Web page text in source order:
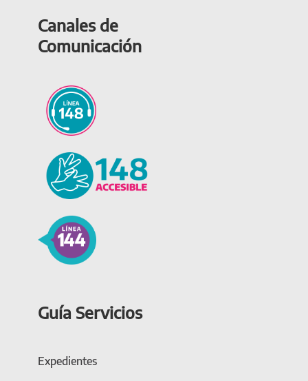
Canales de
Comunicación
Guía Servicios
Expedientes